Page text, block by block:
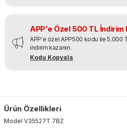
APP'e Özel 500 TL İndirim
APP'e özel APP500 kodu ile 5.000
indirim kazanın.
Kodu Kopyala
Ürün Özellikleri
Model V35527T.7BZ